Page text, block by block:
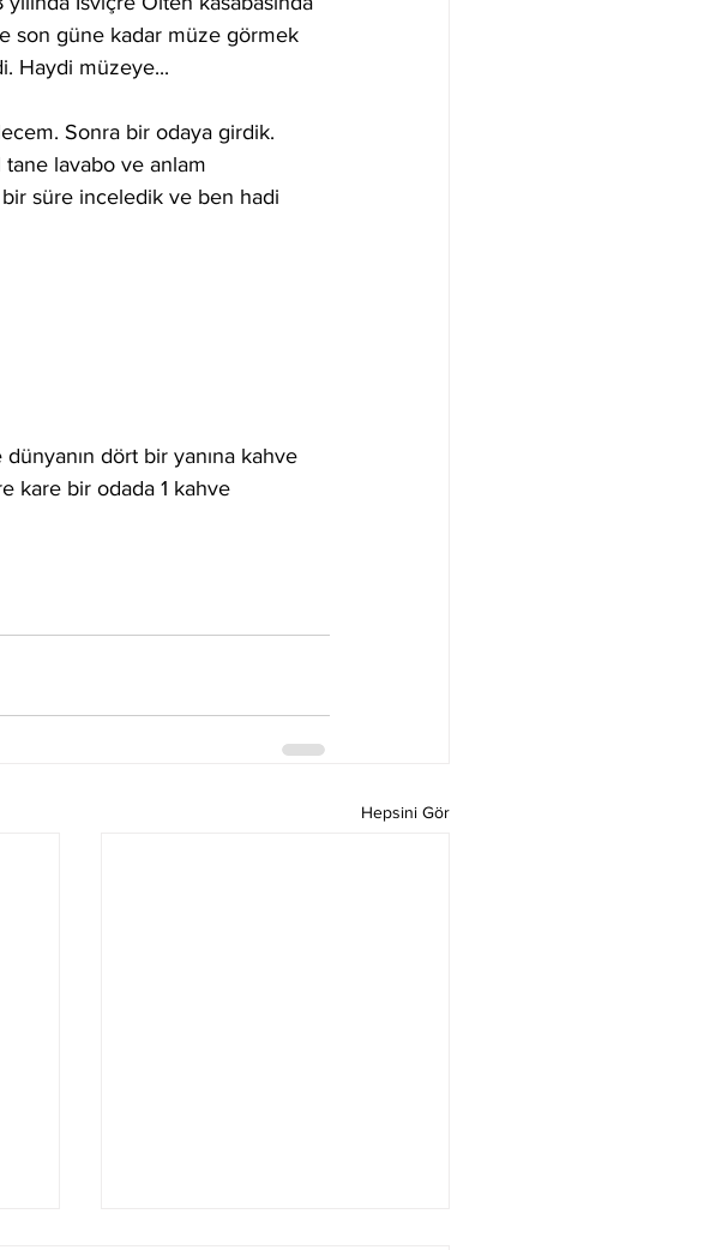
son güne kadar müze görmek
Haydi müzeye...
Sonra bir odaya girdik.
tane lavabo ve anlam
süre inceledik ve ben hadi
dört bir yanına kahve
kare bir odada 1 kahve
Hepsini Gör